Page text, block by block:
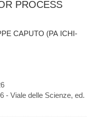
PROCESS
CAPUTO (PA ICHI-
- Viale delle Scienze, ed.